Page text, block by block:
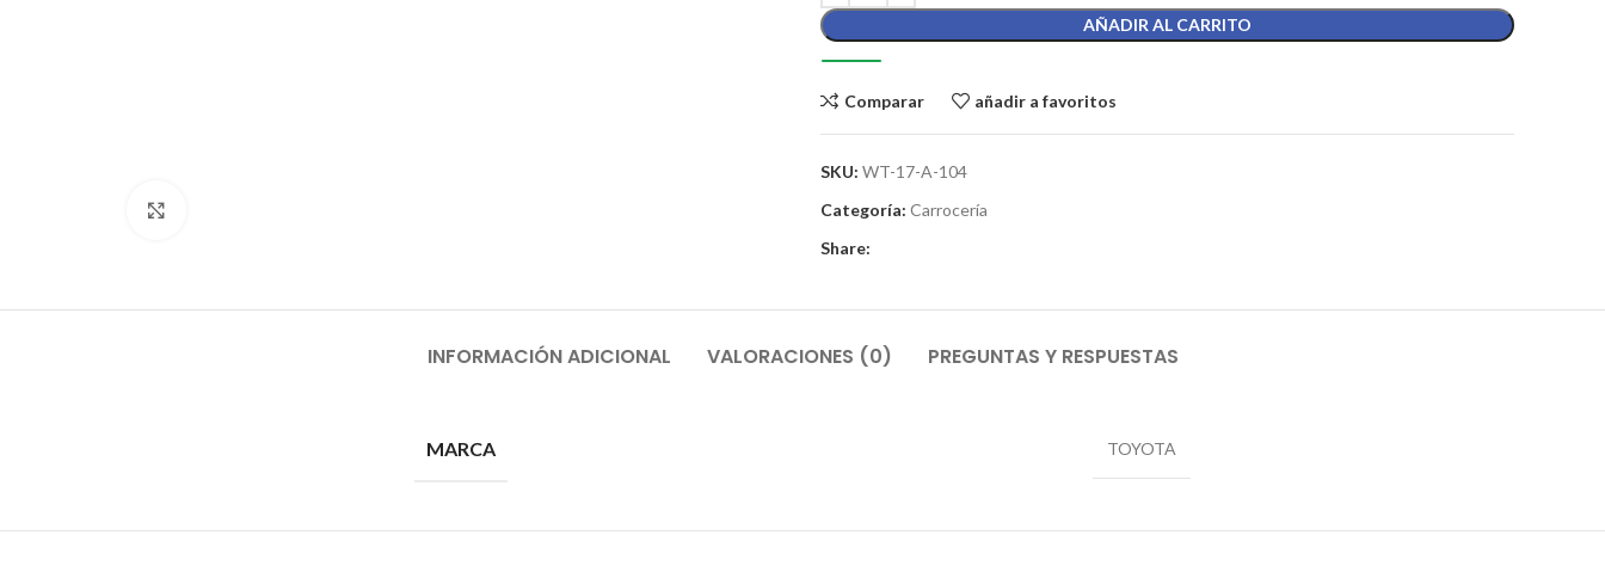
AÑADIR AL CARRITO
Comparar añadir a favoritos
SKU: WT-17-A-104
Categoría: Carrocería
Share:
INFORMACIÓN ADICIONAL VALORACIONES (0) PREGUNTAS Y RESPUESTAS
MARCA TOYOTA